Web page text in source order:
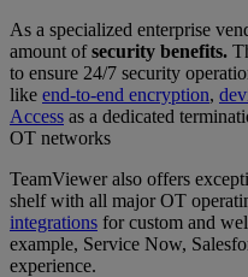
As a specialized enterprise
amount ofsecurity benefits.
to ensure 24/7 security
like end-to-end encryption,
Access as a dedicated
OT networks
TeamViewer also offers
shelf with all major OT
integrations for custom and
example, Service Now,
experience.